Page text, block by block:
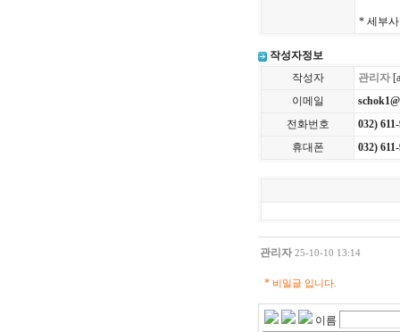
* 세부
작성자정보
작성자
관리자
이메일
전화번호
032)
휴대폰
032)
관리자 25-10-10 13:14
* 비밀글 입니다.
이름